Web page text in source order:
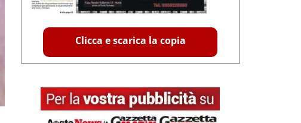
Clicca e scarica la copia